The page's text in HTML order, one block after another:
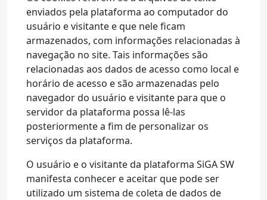
enviados pela plataforma ao computador do
usuário e visitante e que nele ficam
armazenados, com informações relacionadas à
navegação no site. Tais informações são
relacionadas aos dados de acesso como local e
horário de acesso e são armazenadas pelo
navegador do usuário e visitante para que o
servidor da plataforma possa lê-las
posteriormente a fim de personalizar os
serviços da plataforma.
O usuário e o visitante da plataforma SiGA SW
manifesta conhecer e aceitar que pode ser
utilizado um sistema de coleta de dados de